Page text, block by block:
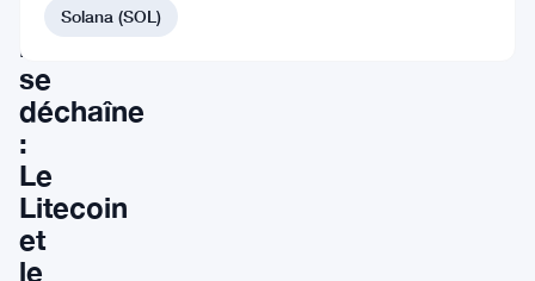
crypto-
monnaies
se
déchaîne
:
Le
Litecoin
et
le
Solana (SOL)